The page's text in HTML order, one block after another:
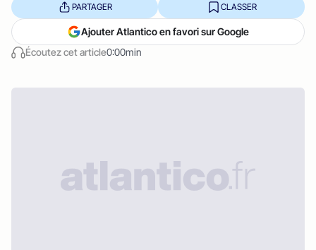
Écoutez cet article0:00min
PARTAGER CLASSER
Ajouter Atlantico en favori sur Google